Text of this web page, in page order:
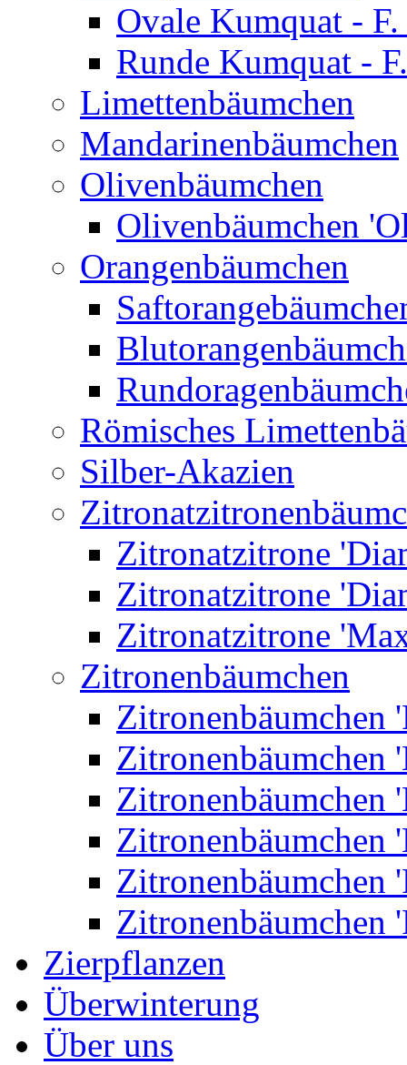
Ovale Kumquat -
Runde Kumquat -
Limettenbäumchen
Mandarinenbäumchen
Olivenbäumchen
Olivenbäumchen
Orangenbäumchen
Römisches
Silber-Akazien
Zitronatzitrone
Zitronatzitrone
Zitronatzitrone
Zitronenbäumchen
Zitronenbäumchen
Zitronenbäumchen
Zitronenbäumchen
Zitronenbäumchen
Zitronenbäumchen
Zitronenbäumchen
Zierpflanzen
Überwinterung
Über uns